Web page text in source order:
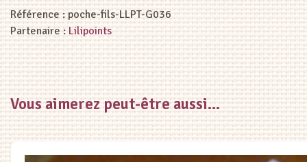
Référence :poche-fils-LLPT-G036
Partenaire :Lilipoints
Vous aimerez peut-être aussi…